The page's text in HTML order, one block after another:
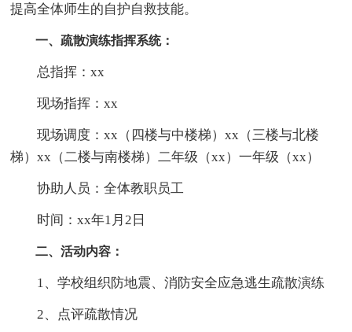
提高全体师生的自护自救技能。
一、疏散演练指挥系统：
总指挥：xx
现场指挥：xx
现场调度：xx（四楼与中楼梯）xx（三楼与北楼
梯）xx（二楼与南楼梯）二年级（xx）一年级（xx）
协助人员：全体教职员工
时间：xx年1月2日
二、活动内容：
1、学校组织防地震、消防安全应急逃生疏散演练
2、点评疏散情况